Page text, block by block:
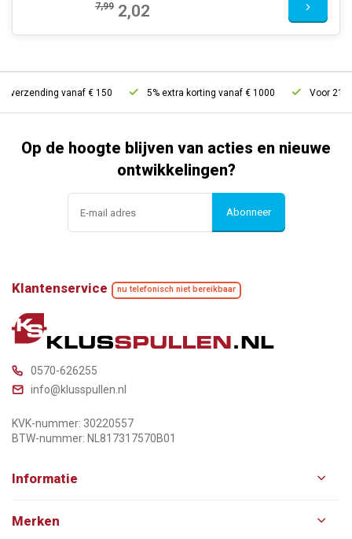
7,99 2,02
verzending vanaf € 150 5% extra korting vanaf € 1000 Voor 21u
Op de hoogte blijven van acties en nieuwe
ontwikkelingen?
Abonneer
Klantenservice nu telefonisch niet bereikbaar
0570-626255
info@klusspullen.nl
KVK-nummer: 30220557
BTW-nummer: NL817317570B01
Informatie
Merken